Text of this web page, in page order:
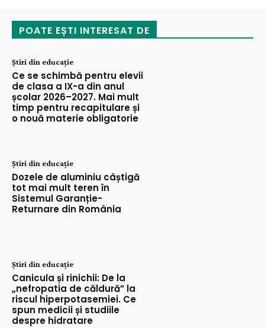
POATE EȘTI INTERESAT DE
Știri din educație
Ce se schimbă pentru elevii
de clasa a IX-a din anul
școlar 2026–2027. Mai mult
timp pentru recapitulare și
o nouă materie obligatorie
Știri din educație
Dozele de aluminiu câștigă
tot mai mult teren în
Sistemul Garanție-
Returnare din România
Știri din educație
Canicula și rinichii: De la
„nefropatia de căldură” la
riscul hiperpotasemiei. Ce
spun medicii și studiile
despre hidratare